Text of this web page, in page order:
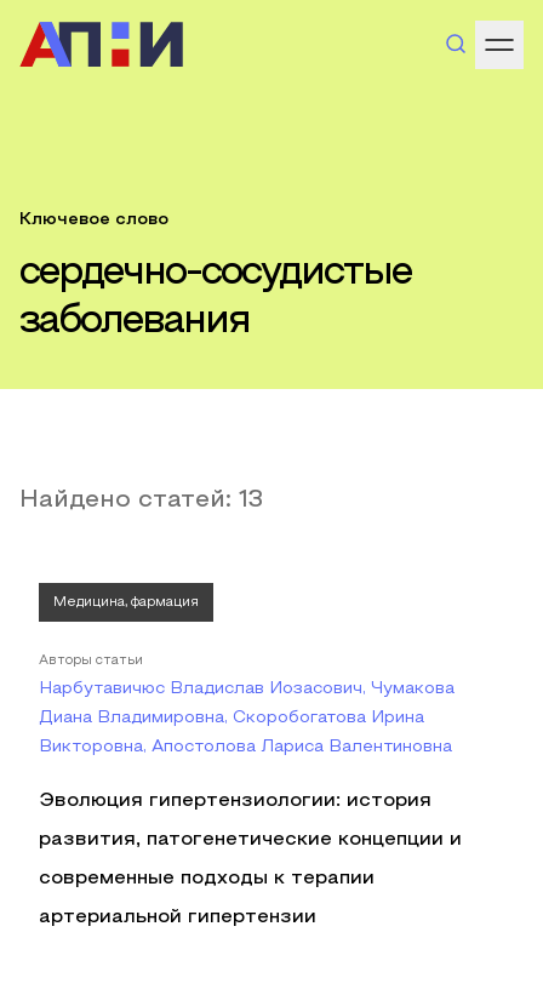
Ключевое слово
сердечно-сосудистые
заболевания
Найдено статей: 13
Медицина, фармация
Авторы статьи
Нарбутавичюс Владислав Иозасович, Чумакова
Диана Владимировна, Скоробогатова Ирина
Викторовна, Апостолова Лариса Валентиновна
Эволюция гипертензиологии: история
развития, патогенетические концепции и
современные подходы к терапии
артериальной гипертензии